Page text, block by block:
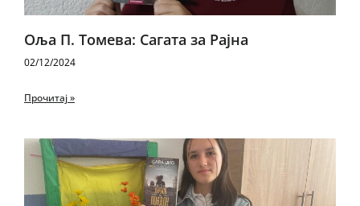
Оља П. Томева: Сагата за Рајна
02/12/2024
Прочитај »